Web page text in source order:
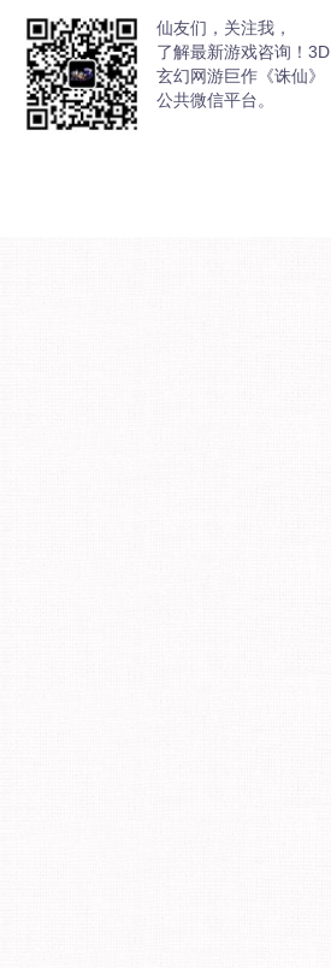
仙友们，关注我，
了解最新游戏咨询！3D
玄幻网游巨作《诛仙》
公共微信平台。